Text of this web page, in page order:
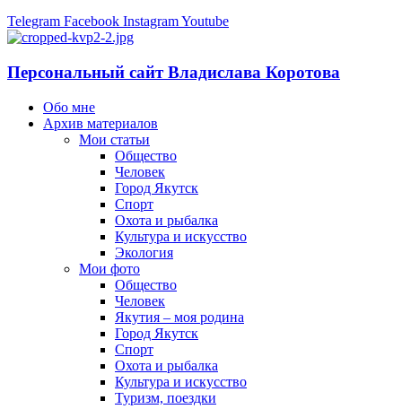
Telegram Facebook InstagramYoutube
Персональный сайт Владислава Коротова
Обо мне
Архив материалов
Мои статьи
Общество
Человек
Город Якутск
Спорт
Охота и рыбалка
Культура и искусство
Экология
Мои фото
Общество
Человек
Якутия – моя родина
Город Якутск
Спорт
Охота и рыбалка
Культура и искусство
Туризм, поездки